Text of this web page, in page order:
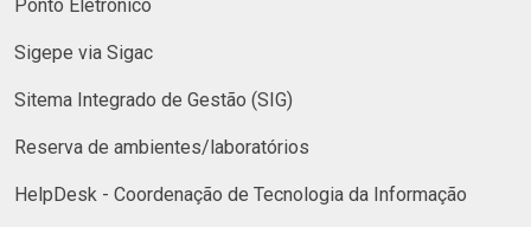
Ponto Eletrônico
Sigepe via Sigac
Sitema Integrado de Gestão (SIG)
Reserva de ambientes/laboratórios
HelpDesk - Coordenação de Tecnologia da Informação